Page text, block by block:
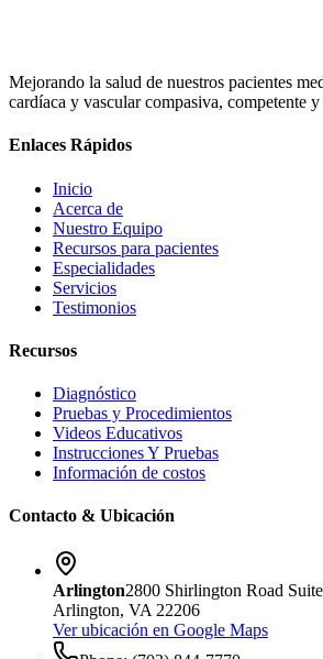
Mejorando la salud de nuestros pacientes
cardíaca y vascular compasiva, competente
Enlaces Rápidos
Inicio
Acerca de
Nuestro Equipo
Recursos para pacientes
Especialidades
Servicios
Testimonios
Recursos
Diagnóstico
Pruebas y Procedimientos
Videos Educativos
Instrucciones Y Pruebas
Información de costos
Contacto & Ubicación
Arlington2800 Shirlington Road
Arlington, VA 22206
Ver ubicación en Google Maps